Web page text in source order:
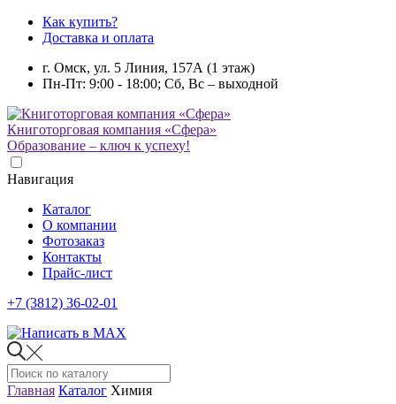
Как купить?
Доставка и оплата
г. Омск, ул. 5 Линия, 157А (1 этаж)
Пн-Пт: 9:00 - 18:00; Сб, Вс – выходной
Книготорговая компания «Сфера»
Образование – ключ к успеху!
Навигация
Каталог
О компании
Фотозаказ
Контакты
Прайс-лист
+7 (3812) 36-02-01
Главная Каталог Химия